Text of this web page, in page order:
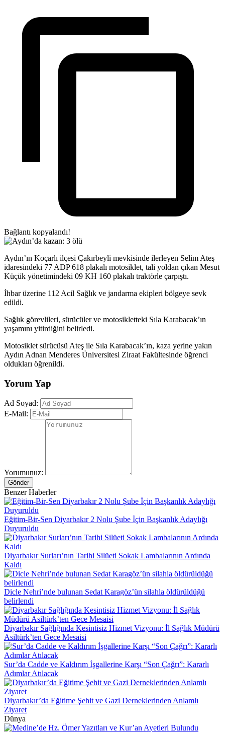
Bağlantı kopyalandı!
Aydın’ın Koçarlı ilçesi Çakırbeyli mevkisinde ilerleyen Selim Ateş
idaresindeki 77 ADP 618 plakalı motosiklet, tali yoldan çıkan Mesut
Küçük yönetimindeki 09 KH 160 plakalı traktörle çarpıştı.
İhbar üzerine 112 Acil Sağlık ve jandarma ekipleri bölgeye sevk
edildi.
Sağlık görevlileri, sürücüler ve motosikletteki Sıla Karabacak’ın
yaşamını yitirdiğini belirledi.
Motosiklet sürücüsü Ateş ile Sıla Karabacak’ın, kaza yerine yakın
Aydın Adnan Menderes Üniversitesi Ziraat Fakültesinde öğrenci
oldukları öğrenildi.
Yorum Yap
Ad Soyad:
E-Mail:
Yorumunuz:
Gönder
Benzer Haberler
Eğitim-Bir-Sen Diyarbakır 2 Nolu Şube İçin Başkanlık Adaylığı
Duyuruldu
Diyarbakır Surları’nın Tarihi Silüeti Sokak Lambalarının Ardında
Kaldı
Dicle Nehri’nde bulunan Sedat Karagöz’ün silahla öldürüldüğü
belirlendi
Diyarbakır Sağlığında Kesintisiz Hizmet Vizyonu: İl Sağlık Müdürü
Asiltürk’ten Gece Mesaisi
Sur’da Cadde ve Kaldırım İşgallerine Karşı “Son Çağrı”: Kararlı
Adımlar Atılacak
Diyarbakır’da Eğitime Şehit ve Gazi Derneklerinden Anlamlı
Ziyaret
Dünya